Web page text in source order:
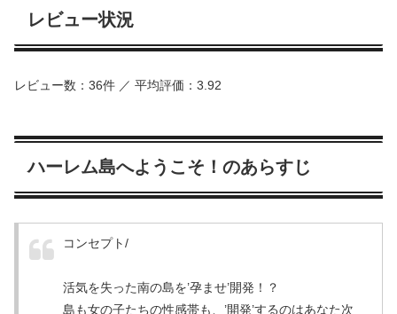
レビュー状況
レビュー数：36件 ／ 平均評価：3.92
ハーレム島へようこそ！のあらすじ
コンセプト/
活気を失った南の島を’孕ませ’開発！？
島も女の子たちの性感帯も、’開発’するのはあなた次